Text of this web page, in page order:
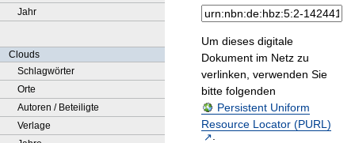
Jahr
Clouds
Schlagwörter
Orte
Autoren / Beteiligte
Verlage
Um dieses digitale
Dokument im Netz zu
verlinken, verwenden Sie
bitte folgenden
Persistent Uniform
Resource Locator (PURL)